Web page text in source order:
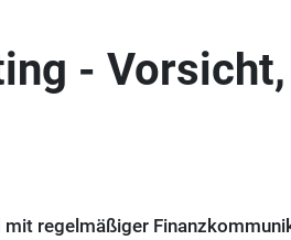
- Vorsicht,
mit regelmäßiger